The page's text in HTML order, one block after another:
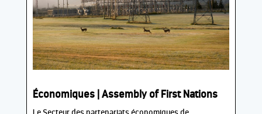
Économiques | Assembly of First Nations